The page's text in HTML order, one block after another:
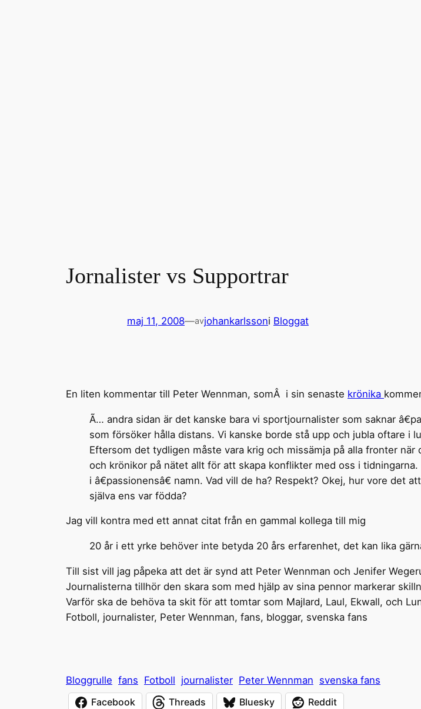
Jornalister vs Supportrar
maj 11, 2008—avjohankarlssoni Bloggat
En liten kommentar till Peter Wennman, somÂ i sin senaste krönika
Ã… andra sidan är det kanske bara vi sportjournalister som saknar
som försöker hålla distans. Vi kanske borde stå upp och jubla oftare i
Eftersom det tydligen måste vara krig och missämja på alla fronter
och krönikor på nätet allt för att skapa konflikter med oss i
i â€passionensâ€ namn. Vad vill de ha? Respekt? Okej, hur vore
själva ens var födda?
Jag vill kontra med ett annat citat från en gammal kollega till mig
20 år i ett yrke behöver inte betyda 20 års erfarenhet, det kan lika
Till sist vill jag påpeka att det är synd att Peter Wennman och Jenifer
Journalisterna tillhör den skara som med hjälp av sina pennor markerar
Varför ska de behöva ta skit för att tomtar som Majlard, Laul, Ekwall, och
Fotboll, journalister, Peter Wennman, fans, bloggar, svenska fans
Bloggrulle fans Fotboll journalister Peter Wennman svenska fans
Facebook
Threads Bluesky Reddit